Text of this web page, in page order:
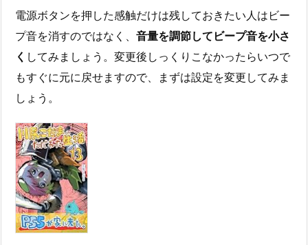
電源ボタンを押した感触だけは残しておきたい人はビー
プ音を消すのではなく、 音量を調節してビープ音を小さ
く してみましょう。変更後しっくりこなかったらいつで
もすぐに元に戻せますので、まずは設定を変更してみま
しょう。